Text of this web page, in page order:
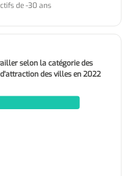
de -30 ans
selon la catégorie des
des villes en 2022